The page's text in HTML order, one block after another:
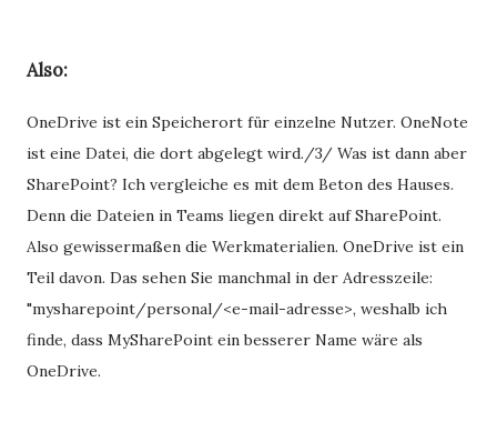
Also:
OneDrive ist ein Speicherort für einzelne Nutzer. OneNote
ist eine Datei, die dort abgelegt wird./3/ Was ist dann aber
SharePoint? Ich vergleiche es mit dem Beton des Hauses.
Denn die Dateien in Teams liegen direkt auf SharePoint.
Also gewissermaßen die Werkmaterialien. OneDrive ist ein
Teil davon. Das sehen Sie manchmal in der Adresszeile:
"mysharepoint/personal/<e-mail-adresse>, weshalb ich
finde, dass MySharePoint ein besserer Name wäre als
OneDrive.